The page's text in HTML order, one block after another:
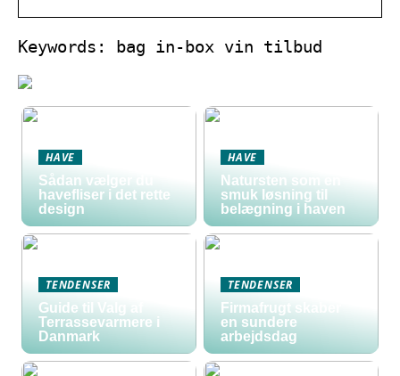
Keywords: bag in-box vin tilbud
HAVE
Sådan vælger du
havefliser i det rette
design
HAVE
Natursten som en
smuk løsning til
belægning i haven
TENDENSER
Guide til Valg af
Terrassevarmere i
Danmark
TENDENSER
Firmafrugt skaber
en sundere
arbejdsdag